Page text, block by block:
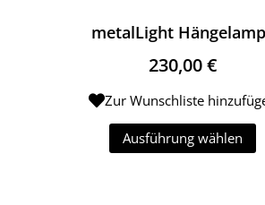
metalLight
230,00€
Zur Wunschliste
Ausführung wählen